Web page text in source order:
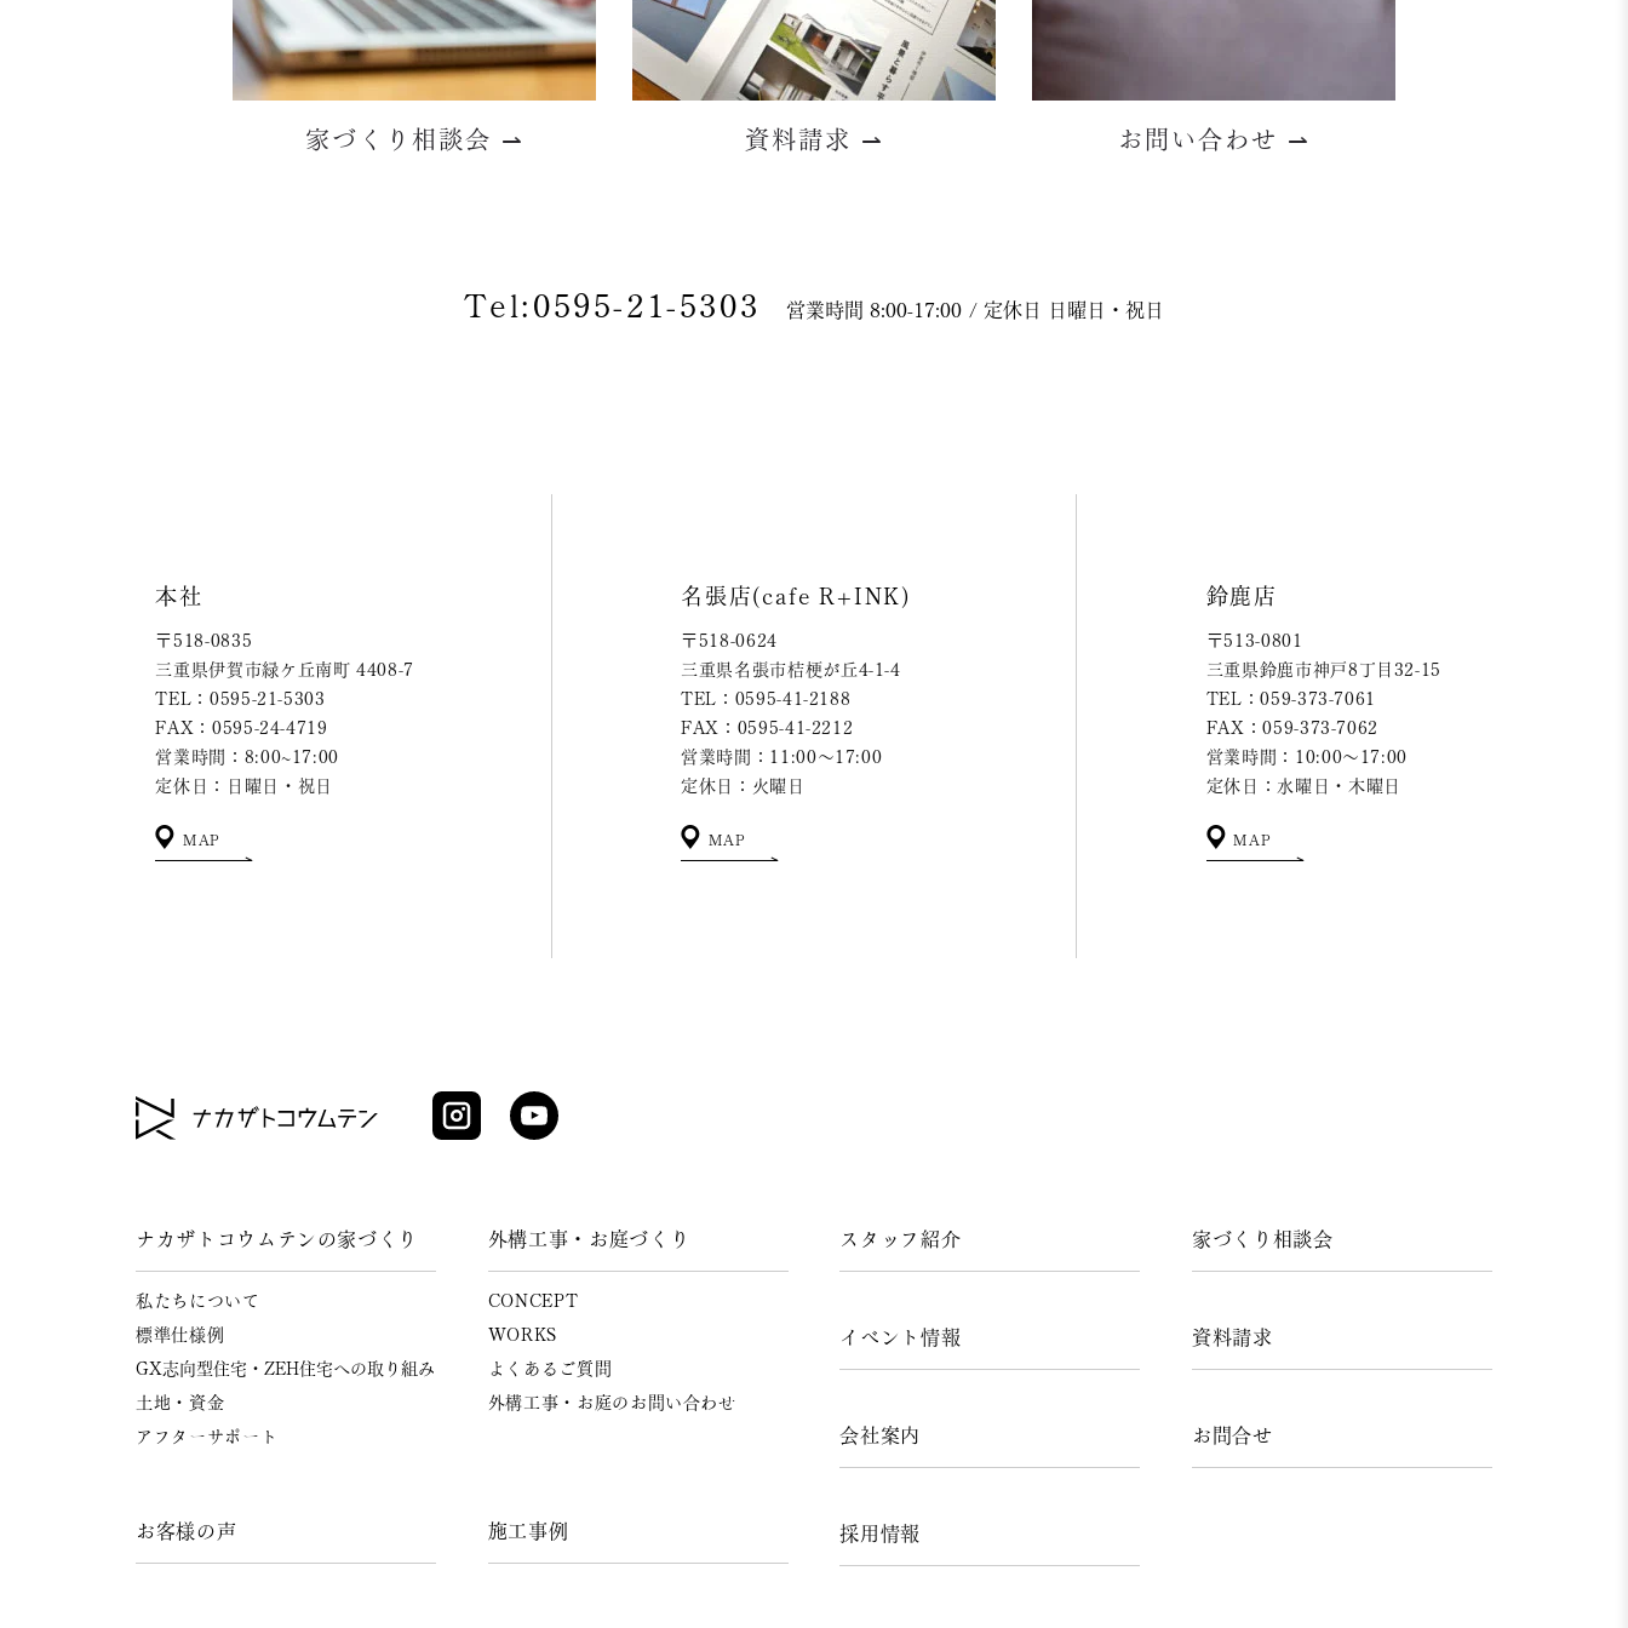
家づくり相談会 ⇀ 資料請求 ⇀ お問い合わせ ⇀
Tel:0595-21-5303 営業時間 8:00-17:00 / 定休日 日曜日・祝日
本社
〒518-0835
三重県伊賀市緑ケ丘南町 4408-7
TEL：0595-21-5303
FAX：0595-24-4719
営業時間：8:00~17:00
定休日：日曜日・祝日
MAP
名張店(cafe R+INK)
〒518-0624
三重県名張市桔梗が丘4-1-4
TEL：0595-41-2188
FAX：0595-41-2212
営業時間：11:00～17:00
定休日：火曜日
MAP
鈴鹿店
〒513-0801
三重県鈴鹿市神戸8丁目32-15
TEL：059-373-7061
FAX：059-373-7062
営業時間：10:00～17:00
定休日：水曜日・木曜日
MAP
ナカザトコウムテンの家づくり
私たちについて
標準仕様例
GX志向型住宅・ZEH住宅への取り組み
土地・資金
アフターサポート
お客様の声
外構工事・お庭づくり
CONCEPT
WORKS
よくあるご質問
外構工事・お庭のお問い合わせ
施工事例
スタッフ紹介
イベント情報
会社案内
採用情報
家づくり相談会
資料請求
お問合せ